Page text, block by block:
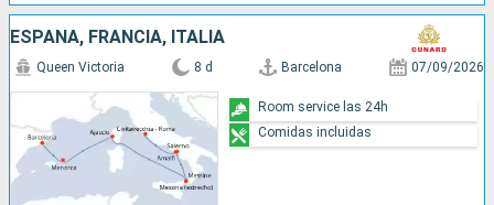
ESPAÑA, FRANCIA, ITALIA
Queen Victoria 8 d Barcelona 07/09/2026
Room service las 24h
Comidas incluidas